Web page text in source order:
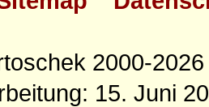
2000-2026
15. Juni